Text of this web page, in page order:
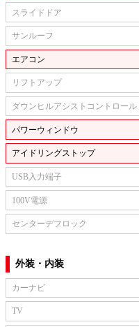
スライドドア
サンルーフ
エアコン
リフトアップ
ダウンヒルアシストコントロール
パワーウィンドウ
アイドリングストップ
USB入力端子
100V電源
センターデフロック
外装・内装
カーナビ
TV